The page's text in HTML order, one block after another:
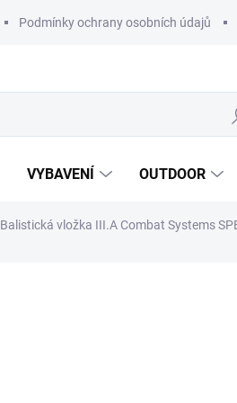
Podmínky ochrany osobních údajů
VYBAVENÍ OUTDOOR
Balistická vložka III.A Combat Systems